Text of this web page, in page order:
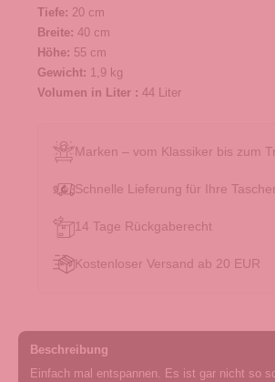
Tiefe: 20 cm
Breite: 40 cm
Höhe: 55 cm
Gewicht: 1,9 kg
Volumen in Liter : 44 Liter
Marken – vom Klassiker bis zum
Schnelle Lieferung für Ihre
14 Tage Rückgaberecht
Kostenloser Versand ab 20 EUR
Beschreibung
Einfach mal entspannen. Es ist gar nicht so